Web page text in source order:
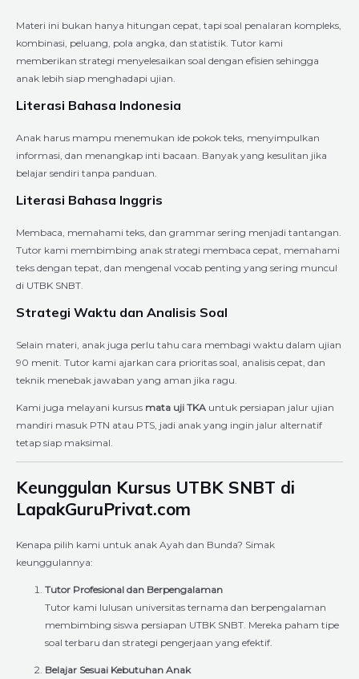
Materi ini bukan hanya hitungan cepat, tapi soal penalaran kompleks,
kombinasi, peluang, pola angka, dan statistik. Tutor kami
memberikan strategi menyelesaikan soal dengan efisien sehingga
anak lebih siap menghadapi ujian.
Literasi Bahasa Indonesia
Anak harus mampu menemukan ide pokok teks, menyimpulkan
informasi, dan menangkap inti bacaan. Banyak yang kesulitan jika
belajar sendiri tanpa panduan.
Literasi Bahasa Inggris
Membaca, memahami teks, dan grammar sering menjadi tantangan.
Tutor kami membimbing anak strategi membaca cepat, memahami
teks dengan tepat, dan mengenal vocab penting yang sering muncul
di UTBK SNBT.
Strategi Waktu dan Analisis Soal
Selain materi, anak juga perlu tahu cara membagi waktu dalam ujian
90 menit. Tutor kami ajarkan cara prioritas soal, analisis cepat, dan
teknik menebak jawaban yang aman jika ragu.
Kami juga melayani kursus mata uji TKA untuk persiapan jalur ujian
mandiri masuk PTN atau PTS, jadi anak yang ingin jalur alternatif
tetap siap maksimal.
Keunggulan Kursus UTBK SNBT di
LapakGuruPrivat.com
Kenapa pilih kami untuk anak Ayah dan Bunda? Simak
keunggulannya:
Tutor Profesional dan Berpengalaman
Tutor kami lulusan universitas ternama dan berpengalaman
membimbing siswa persiapan UTBK SNBT. Mereka paham tipe
soal terbaru dan strategi pengerjaan yang efektif.
Belajar Sesuai Kebutuhan Anak